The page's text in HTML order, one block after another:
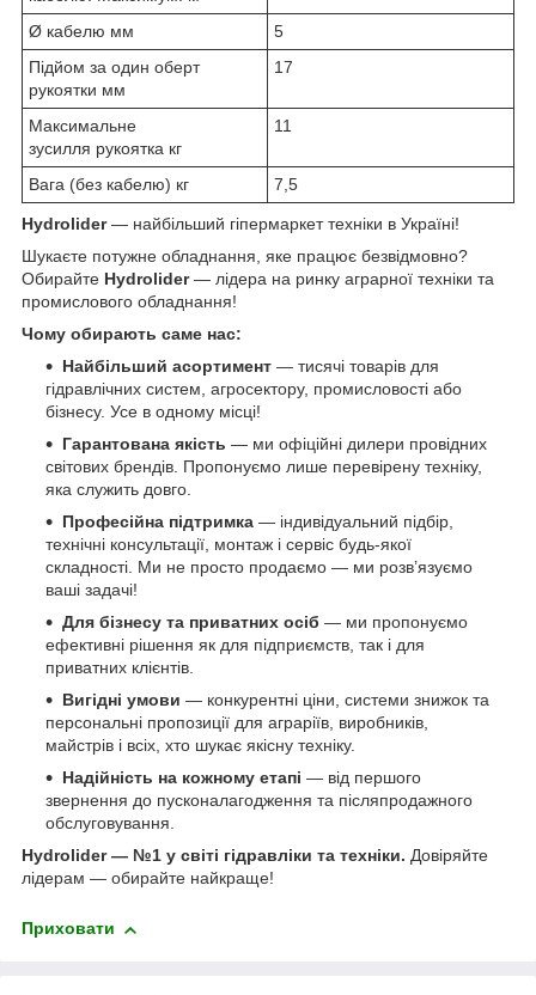
Ø кабелю мм
5
Підйом за один оберт
рукоятки мм
17
Максимальне
зусилля рукоятка кг
11
Вага (без кабелю) кг 7,5
Hydrolider— найбільший гіпермаркет техніки в Україні!
Шукаєте потужне обладнання, яке працює безвідмовно?
Обирайте Hydrolider— лідера на ринку аграрної техніки та
промислового обладнання!
Чому обирають саме нас:
Найбільший асортимент — тисячі товарів для
гідравлічних систем, агросектору, промисловості або
бізнесу. Усе в одному місці!
Гарантована якість — ми офіційні дилери провідних
світових брендів. Пропонуємо лише перевірену техніку,
яка служить довго.
Професійна підтримка — індивідуальний підбір,
технічні консультації, монтаж і сервіс будь-якої
складності. Ми не просто продаємо — ми розв’язуємо
ваші задачі!
Для бізнесу та приватних осіб — ми пропонуємо
ефективні рішення як для підприємств, так і для
приватних клієнтів.
Вигідні умови — конкурентні ціни, системи знижок та
персональні пропозиції для аграріїв, виробників,
майстрів і всіх, хто шукає якісну техніку.
Надійність на кожному етапі — від першого
звернення до пусконалагодження та післяпродажного
обслуговування.
Hydrolider — №1 у світі гідравліки та техніки. Довіряйте
лідерам — обирайте найкраще!
Приховати